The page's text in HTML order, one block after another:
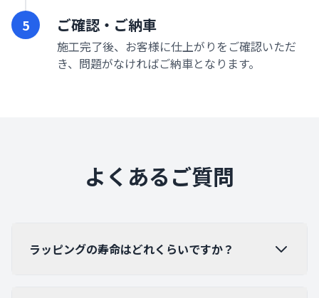
5 ご確認・ご納車
施工完了後、お客様に仕上がりをご確認いただ
き、問題がなければご納車となります。
よくあるご質問
ラッピングの寿命はどれくらいですか？